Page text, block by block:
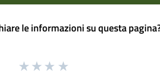
le informazioni su questa